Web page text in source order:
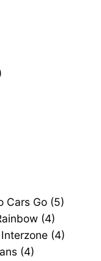
Cars Go (5)
(4)
(4)
(4)